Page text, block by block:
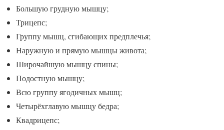
Большую грудную мышцу;
Трицепс;
Группу мышц, сгибающих предплечья;
Наружную и прямую мышцы живота;
Широчайшую мышцу спины;
Подостную мышцу;
Всю группу ягодичных мышц;
Четырёхглавую мышцу бедра;
Квадрицепс;